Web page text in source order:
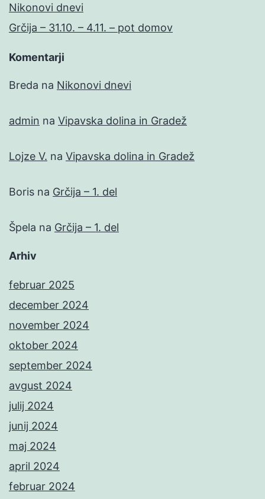
Nikonovi dnevi
Grčija – 31.10. – 4.11. – pot domov
Komentarji
Breda na Nikonovi dnevi
admin na Vipavska dolina in Gradež
Lojze V. na Vipavska dolina in Gradež
Boris na Grčija – 1. del
Špela na Grčija – 1. del
Arhiv
februar 2025
december 2024
november 2024
oktober 2024
september 2024
avgust 2024
julij 2024
junij 2024
maj 2024
april 2024
februar 2024